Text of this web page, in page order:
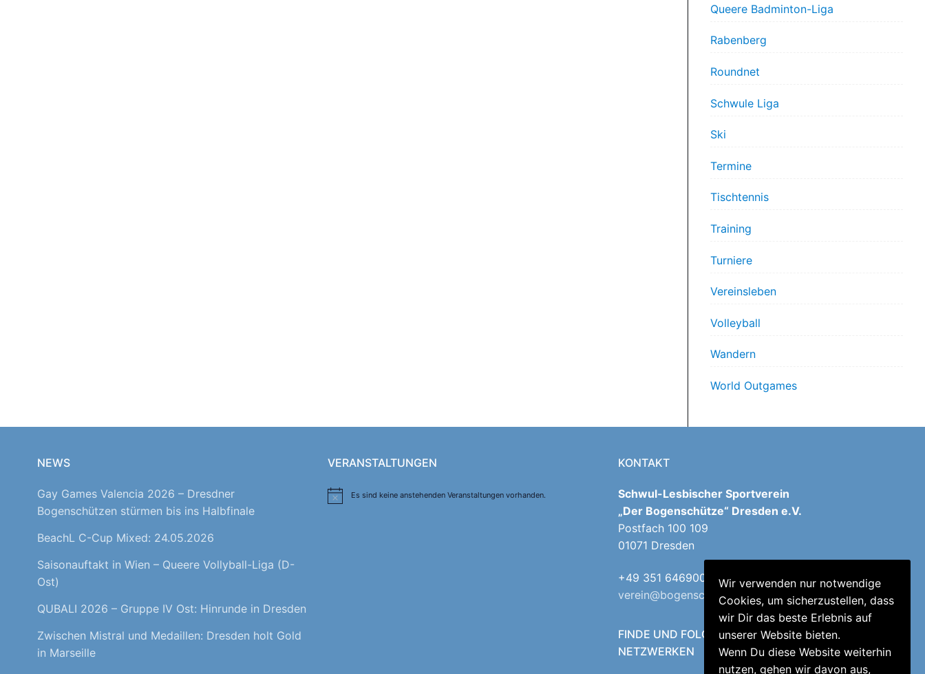
Queere Badminton-Liga
Rabenberg
Roundnet
Schwule Liga
Ski
Termine
Tischtennis
Training
Turniere
Vereinsleben
Volleyball
Wandern
World Outgames
NEWS
Gay Games Valencia 2026 – Dresdner
Bogenschützen stürmen bis ins Halbfinale
BeachL C-Cup Mixed: 24.05.2026
Saisonauftakt in Wien – Queere Vollyball-Liga (D-
Ost)
QUBALI 2026 – Gruppe IV Ost: Hinrunde in Dresden
Zwischen Mistral und Medaillen: Dresden holt Gold
in Marseille
VERANSTALTUNGEN
HinweisEs sind keine anstehenden Veranstaltungen vorhanden.
KONTAKT
Schwul-Lesbischer Sportverein
„Der Bogenschütze“ Dresden e.V.
Postfach 100 109
01071 Dresden
+49 351 64690040
verein@bogenschuetzen-dresden.de
FINDE UND FOLGE UNS IN DEN SOZIALEN
NETZWERKEN
Wir verwenden nur notwendige
Cookies, um sicherzustellen, dass
wir Dir das beste Erlebnis auf
unserer Website bieten.
Wenn Du diese Website weiterhin
nutzen, gehen wir davon aus,